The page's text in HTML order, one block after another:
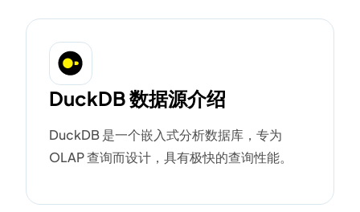
DuckDB 数据源介绍
DuckDB 是一个嵌入式分析数据库，专为
OLAP 查询而设计，具有极快的查询性能。